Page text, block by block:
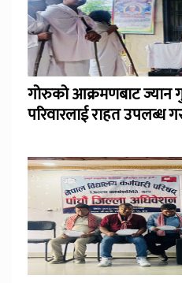
गोरुको आक्रमणबाट ज्यान
परिवारलाई राहत उपलब्ध